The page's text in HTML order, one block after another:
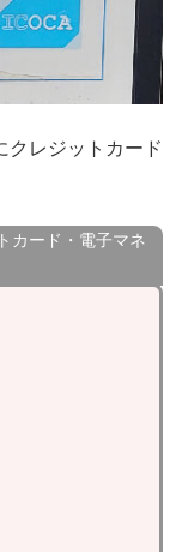
クレジットカード
カード・電子マネ